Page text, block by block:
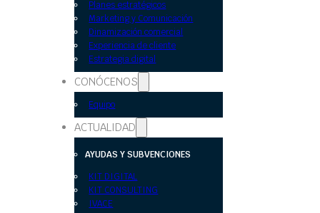
Planes estratégicos
Marketing y Comunicación
Dinamización comercial
Experiencia de cliente
Estrategia digital
CONÓCENOS
Equipo
ACTUALIDAD
AYUDAS Y SUBVENCIONES
KIT DIGITAL
KIT CONSULTING
IVACE